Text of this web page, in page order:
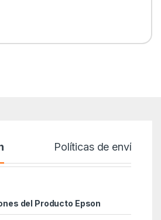
Políticas de envío
del Producto Epson